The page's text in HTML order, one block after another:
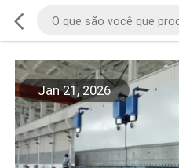
Jan 21, 2026